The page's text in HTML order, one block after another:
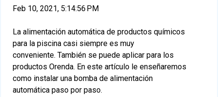
Feb 10, 2021, 5:14:56 PM
La alimentación automática de productos químicos
para la piscina casi siempre es muy
conveniente. También se puede aplicar para los
productos Orenda. En este artículo le enseñaremos
como instalar una bomba de alimentación
automática paso por paso.